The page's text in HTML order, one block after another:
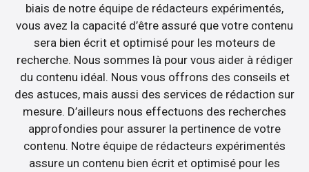
biais de notre équipe de rédacteurs expérimentés,
vous avez la capacité d’être assuré que votre contenu
sera bien écrit et optimisé pour les moteurs de
recherche. Nous sommes là pour vous aider à rédiger
du contenu idéal. Nous vous offrons des conseils et
des astuces, mais aussi des services de rédaction sur
mesure. D’ailleurs nous effectuons des recherches
approfondies pour assurer la pertinence de votre
contenu. Notre équipe de rédacteurs expérimentés
assure un contenu bien écrit et optimisé pour les